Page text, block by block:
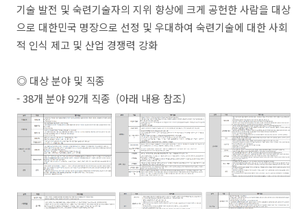
기술 발전 및 숙련기술자의 지위 향상에 크게 공헌한 사람을 대상
으로 대한민국 명장으로 선정 및 우대하여 숙련기술에 대한 사회
적 인식 제고 및 산업 경쟁력 강화
◎ 대상 분야 및 직종
- 38개 분야 92개 직종 (아래 내용 참조)